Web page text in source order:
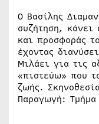
Ο Βασίλης
συζήτηση, κάνει
και προσφοράς
έχοντας
Μιλάει για τις
«πιστεύω» που
ζωής.
Παραγωγή: